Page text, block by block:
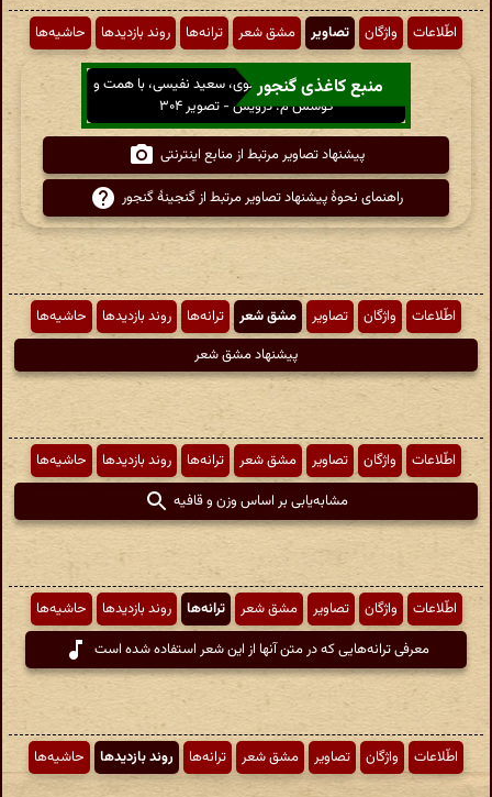
اطّلاعات واژگان تصاویر مشق شعر ترانه‌ها روند بازدیدها حاشیه‌ها
منبع کاغذی گنجور
دیوان کامل امیر خسرو دهلوی، سعید نفیسی، با همت و
کوشش م. درویش - تصویر ۳۰۴
پیشنهاد تصاویر مرتبط از منابع اینترنتی
راهنمای نحوهٔ پیشنهاد تصاویر مرتبط از گنجینهٔ گنجور
اطّلاعات واژگان تصاویر مشق شعر ترانه‌ها روند بازدیدها
حاشیه‌ها
پیشنهاد مشق شعر
اطّلاعات واژگان تصاویر مشق شعر ترانه‌ها روند بازدیدها
حاشیه‌ها
مشابه‌یابی بر اساس وزن و قافیه
اطّلاعات واژگان تصاویر مشق شعر ترانه‌ها روند بازدیدها
حاشیه‌ها
معرفی ترانه‌هایی که در متن آنها از این شعر استفاده شده است
اطّلاعات واژگان تصاویر مشق شعر ترانه‌ها روند بازدیدها حاشیه‌ها